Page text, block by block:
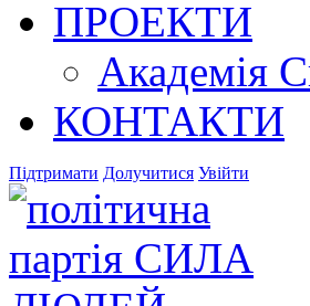
ПРОЕКТИ
Академія
КОНТАКТИ
Підтримати Долучитися Увійти